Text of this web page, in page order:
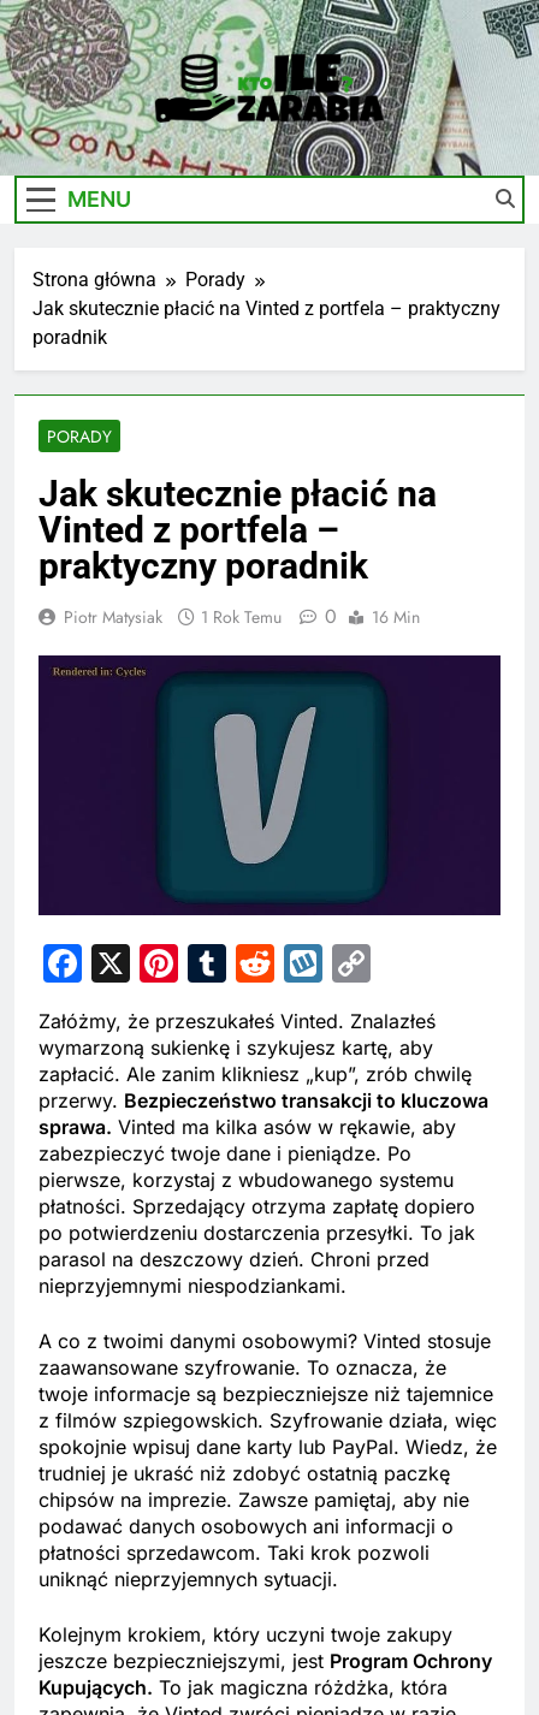
Skip
to
content
Ile-
Zarabia.edu.pl
Zarobki Gwiazd, Ciekawostki I Biznes
MENU
Strona główna
Porady
Jak skutecznie płacić na Vinted z portfela – praktyczny
poradnik
PORADY
Jak skutecznie płacić na
Vinted z portfela –
praktyczny poradnik
Piotr Matysiak 1 Rok Temu 0 16 Min
Facebook
X Pinterest
Tumblr
RedditWykop
Link
Załóżmy, że przeszukałeś Vinted. Znalazłeś
wymarzoną sukienkę i szykujesz kartę, aby
zapłacić. Ale zanim klikniesz „kup”, zrób chwilę
przerwy. Bezpieczeństwo transakcji to kluczowa
sprawa. Vinted ma kilka asów w rękawie, aby
zabezpieczyć twoje dane i pieniądze. Po
pierwsze, korzystaj z wbudowanego systemu
płatności. Sprzedający otrzyma zapłatę dopiero
po potwierdzeniu dostarczenia przesyłki. To jak
parasol na deszczowy dzień. Chroni przed
nieprzyjemnymi niespodziankami.
A co z twoimi danymi osobowymi? Vinted stosuje
zaawansowane szyfrowanie. To oznacza, że
twoje informacje są bezpieczniejsze niż tajemnice
z filmów szpiegowskich. Szyfrowanie działa, więc
spokojnie wpisuj dane karty lub PayPal. Wiedz, że
trudniej je ukraść niż zdobyć ostatnią paczkę
chipsów na imprezie. Zawsze pamiętaj, aby nie
podawać danych osobowych ani informacji o
płatności sprzedawcom. Taki krok pozwoli
uniknąć nieprzyjemnych sytuacji.
Kolejnym krokiem, który uczyni twoje zakupy
jeszcze bezpieczniejszymi, jest Program Ochrony
Kupujących. To jak magiczna różdżka, która